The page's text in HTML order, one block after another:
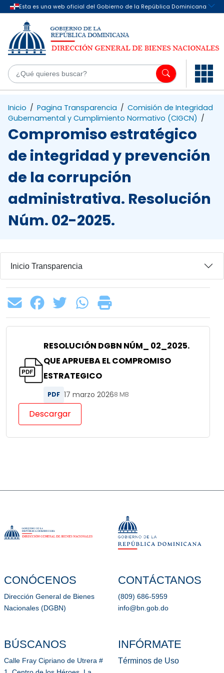
Saltar al contenido principal
Inicio / Pagina Transparencia / Comisión de Integridad
Gubernamental y Cumplimiento Normativo (CIGCN) /
Compromiso estratégico
de integridad y prevención
de la corrupción
administrativa. Resolución
Núm. 02-2025.
Inicio Transparencia
RESOLUCIÓN DGBN NÚM_ 02_2025.
QUE APRUEBA EL COMPROMISO
ESTRATEGICO
PDF 17 marzo 20268 MB
Descargar
CONÓCENOS
Dirección General de Bienes
Nacionales (DGBN)
BÚSCANOS
Calle Fray Cipriano de Utrera #
CONTÁCTANOS
(809) 686-5959
info@bn.gob.do
INFÓRMATE
Términos de Uso